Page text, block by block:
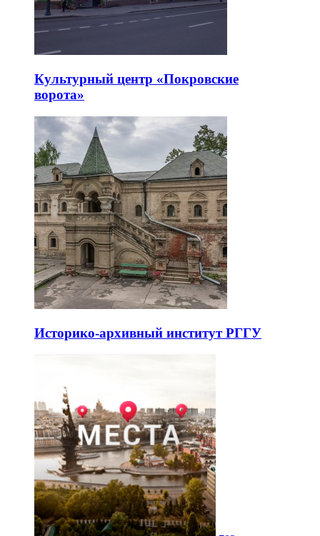
Культурный центр «Покровские
ворота»
Историко-архивный институт РГГУ